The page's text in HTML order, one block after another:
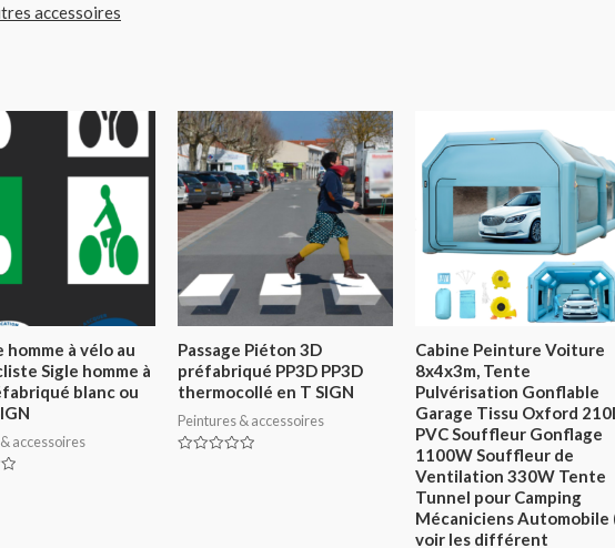
accessoires
homme à vélo au
Sigle homme à
blanc ou
accessoires
Passage Piéton 3D
préfabriqué PP3D PP3D
thermocollé en T SIGN
Peintures & accessoires
Cabine Peinture Voiture
8x4x3m, Tente
Pulvérisation Gonflable
Garage Tissu Oxford
PVC Souffleur Gonflage
1100W Souffleur de
Ventilation 330W Tente
Tunnel pour Camping
Mécaniciens Automobile
voir les différent